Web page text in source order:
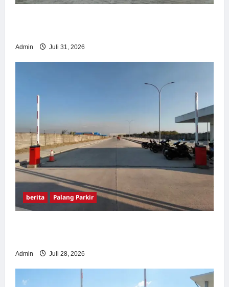
Admin Juli 31, 2026
berita Palang Parkir
Admin Juli 28, 2026